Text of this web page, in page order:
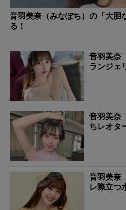
音羽美奈（みなぽち）の「大胆
る！
音羽美奈
ランジェ
音羽美奈
ちレオタ
音羽美奈
レ際立つ